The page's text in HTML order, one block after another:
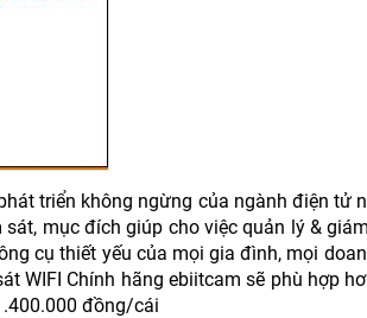
triển không ngừng của ngành điện tử
mục đích giúp cho việc quản lý &
cụ thiết yếu của mọi gia đình, mọi
WIFI Chính hãng ebiitcam sẽ phù hợp
đồng/cái